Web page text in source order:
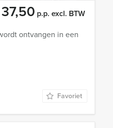
p.p. excl. BTW
ontvangen in een
Favoriet